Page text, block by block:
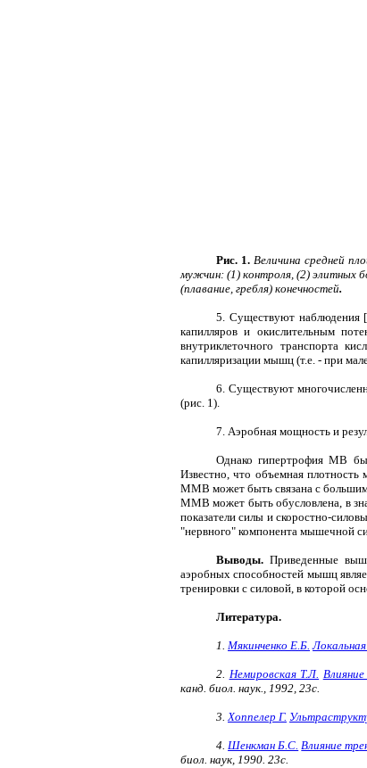
Рис. 1. Величина средней
мужчин: (1) контроля, (2) элитных
(плавание, гребля) конечностей.
5. Существуют наблюдения
капилляров и окислительным
внутриклеточного транспорта
капилляризации мышц (т.е. - при
6. Существуют
(рис. 1).
7. Аэробная мощность и
Однако гипертрофия МВ
Известно, что объемная плотность
ММВ может быть связана с большим
ММВ может быть обусловлена, в
показатели силы и скоростно-
"нервного" компонента мышечной
Выводы. Приведенные
аэробных способностей мышц
тренировки с силовой, в которой
Литература.
1. Мякинченко Е.Б.
2. Hемировская Т.Л.
канд. биол. наук., 1992, 23с.
3.Хоппелер Г.
4.Шенкман Б.С. Влияние
биол. наук, 1990. 23с.